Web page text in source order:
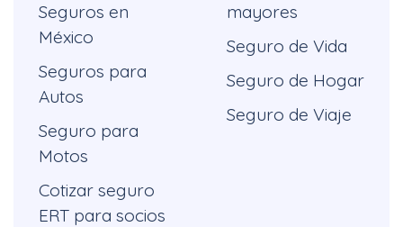
Seguros en
México
Seguros para
Autos
Seguro para
Motos
Cotizar seguro
ERT para socios
mayores
Seguro de Vida
Seguro de Hogar
Seguro de Viaje